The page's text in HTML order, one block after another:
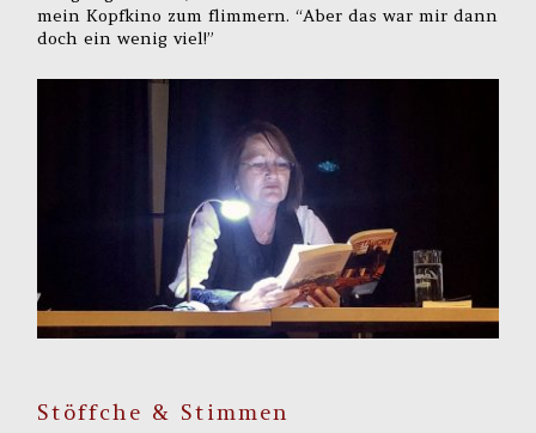
mein Kopfkino zum flimmern. “Aber das war mir dann
doch ein wenig viel!”
Stöffche & Stimmen